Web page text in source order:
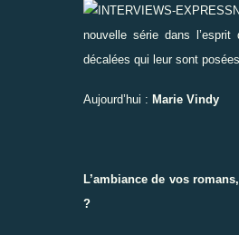
nouvelle série dans
décalées qui leur sont posées.
Aujourd’hui : Marie Vindy
L’ambiance de vos
?